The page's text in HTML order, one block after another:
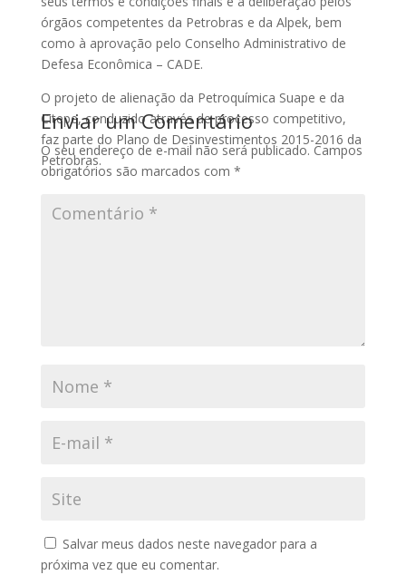
órgãos competentes da Petrobras e da Alpek, bem
como à aprovação pelo Conselho Administrativo de
Defesa Econômica – CADE.
O projeto de alienação da Petroquímica Suape e da
Citepe, conduzido através de processo competitivo,
faz parte do Plano de Desinvestimentos 2015-2016 da
Petrobras.
Enviar um Comentário
O seu endereço de e-mail não será publicado. Campos
obrigatórios são marcados com *
Salvar meus dados neste navegador para a
próxima vez que eu comentar.